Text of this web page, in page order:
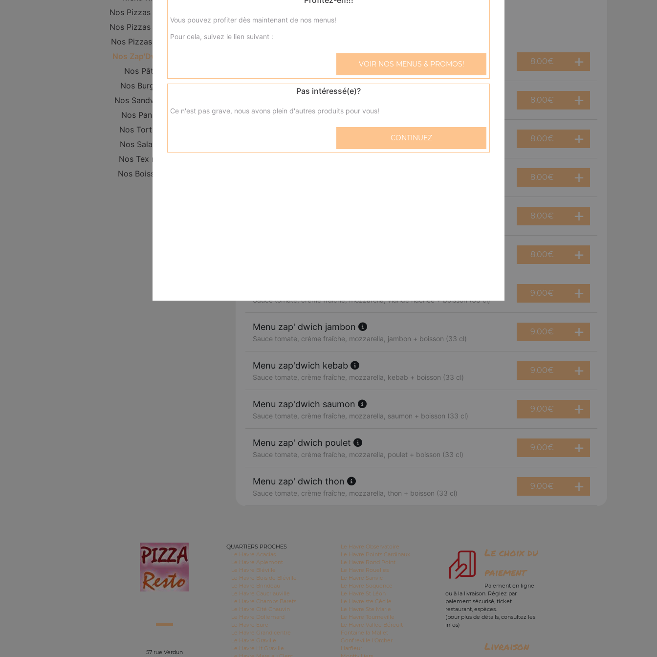
Nos Pizzas Junior
Nos Pizzas Senior
Nos Pizzas Méga
Nos Zap'Dwichs
Nos Pâtes
Nos Burgers
Nos Sandwichs
Nos Paninis
Nos Tortillas
Nos Salades
Nos Tex mex
Nos Boissons
Zap' dwich viande hachée
Sauce tomate, crème fraîche, mozzarella, viande hachée
8.00€
Zap' dwich jambon
Sauce tomate, crème fraîche, mozzarella, jambon
8.00€
8.00€
8.00€
8.00€
8.00€
Sauce tomate, crème fraîche, mozzarella, viande hachée + boisson (33 cl)
9.00€
Menu zap' dwich jambon
Sauce tomate, crème fraîche, mozzarella, jambon + boisson (33 cl)
9.00€
Menu zap'dwich kebab
Sauce tomate, crème fraîche, mozzarella, kebab + boisson (33 cl)
9.00€
Menu zap'dwich saumon
Sauce tomate, crème fraîche, mozzarella, saumon + boisson (33 cl)
9.00€
Menu zap' dwich poulet
Sauce tomate, crème fraîche, mozzarella, poulet + boisson (33 cl)
9.00€
Menu zap' dwich thon
Sauce tomate, crème fraîche, mozzarella, thon + boisson (33 cl)
9.00€
57 rue Verdun
QUARTIERS PROCHES
Le Havre Acacias
Le Havre Aplemont
Le Havre Bléville
Le Havre Bois de Bléville
Le Havre Brindeau
Le Havre Caucriauville
Le Havre Champs Barets
Le Havre Cité Chauvin
Le Havre Dollemard
Le Havre Eure
Le Havre Grand centre
Le Havre Graville
Le Havre Ht Graville
Le Havre Observatoire
Le Havre Points Cardinaux
Le Havre Rond Point
Le Havre Rouelles
Le Havre Sanvic
Le Havre Soquence
Le Havre St Léon
Le Havre ste Cécile
Le Havre Ste Marie
Le Havre Tourneville
Le Havre Vallée Béreult
Fontaine la Mallet
Gonfreville l'Orcher
Harfleur
Le choix du
paiement
Paiement en ligne
ou à la livraison. Réglez par
paiement sécurisé, ticket
restaurant, espèces.
(pour plus de détails, consultez les
infos)
Livraison
Vous pouvez profiter dès maintenant de nos menus!
Pour cela, suivez le lien suivant :
VOIR NOS MENUS & PROMOS!
Pas intéressé(e)?
Ce n'est pas grave, nous avons plein d'autres produits pour vous!
CONTINUEZ